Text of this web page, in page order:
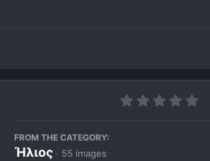
FROM THE CATEGORY:
Ήλιος · 55 images